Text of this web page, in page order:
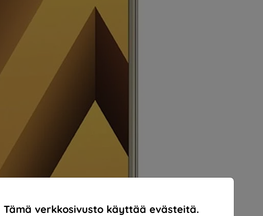
Tämä verkkosivusto käyttää evästeitä.